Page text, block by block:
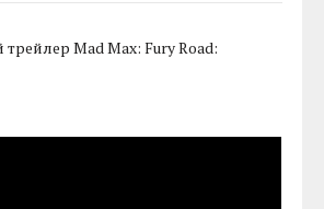
Mad Max: Fury Road: